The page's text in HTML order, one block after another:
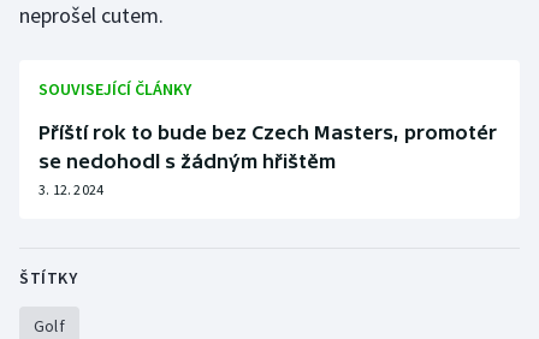
Moderní pětiboj
Motorsport
Olympijské hry
Parasport
neprošel cutem.
SOUVISEJÍCÍ ČLÁNKY
Příští rok to bude bez Czech Masters, promotér
se nedohodl s žádným hřištěm
3. 12. 2024
ŠTÍTKY
Golf